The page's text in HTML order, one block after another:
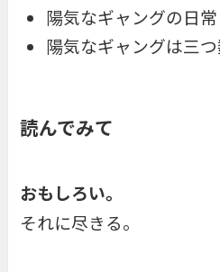
陽気なギャングの日
陽気なギャングは三
読んでみて
おもしろい。
それに尽きる。